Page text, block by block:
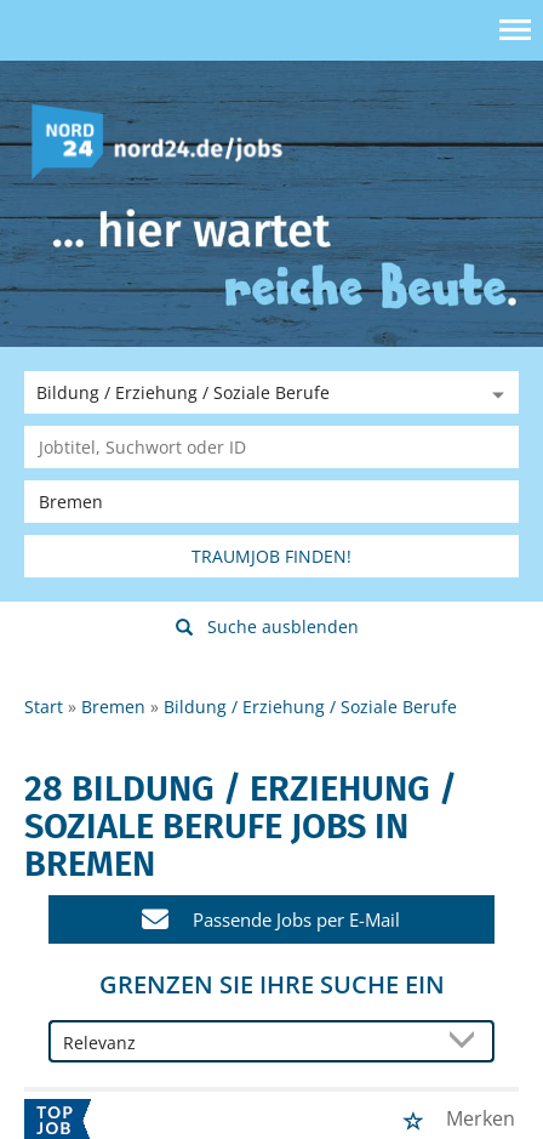
TRAUMJOB FINDEN!
Suche ausblenden
Start Bremen Bildung / Erziehung / Soziale Berufe
28 BILDUNG / ERZIEHUNG /
SOZIALE BERUFE JOBS IN
BREMEN
Passende Jobs per E-Mail
GRENZEN SIE IHRE SUCHE EIN
Merken